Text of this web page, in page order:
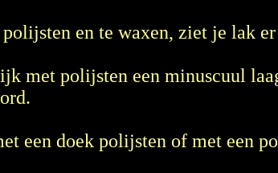
en te waxen, ziet je lak
met polijsten een minuscuul
een doek polijsten of met een